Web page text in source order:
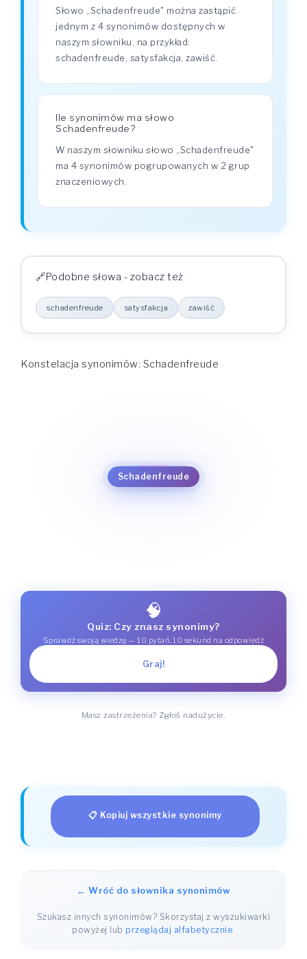
Słowo „Schadenfreude" można zastąpić
jednym z 4 synonimów dostępnych w
naszym słowniku, na przykład:
schadenfreude, satysfakcja, zawiść.
Ile synonimów ma słowo
Schadenfreude?
W naszym słowniku słowo „Schadenfreude"
ma 4 synonimów pogrupowanych w 2 grup
znaczeniowych.
Podobne słowa - zobacz też
schadenfreude satysfakcja zawiść
Konstelacja synonimów: Schadenfreude
Schadenfreude
schadenfreude
satysfakcja
zawiść
🧠
Quiz: Czy znasz synonimy?
Sprawdź swoją wiedzę — 10 pytań, 10 sekund na odpowiedź
Graj!
Masz zastrzeżenia? Zgłoś nadużycie.
📋 Kopiuj wszystkie synonimy
← Wróć do słownika synonimów
Szukasz innych synonimów? Skorzystaj z wyszukiwarki
powyżej lubprzeglądaj alfabetycznie